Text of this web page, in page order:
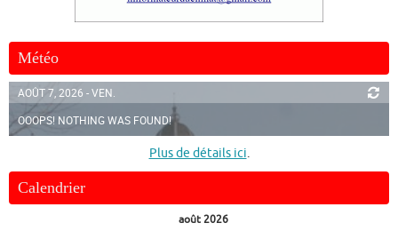
Météo
AOÛT 7, 2026 - VEN.
OOOPS! NOTHING WAS FOUND!
Plus de détails ici.
Calendrier
août 2026